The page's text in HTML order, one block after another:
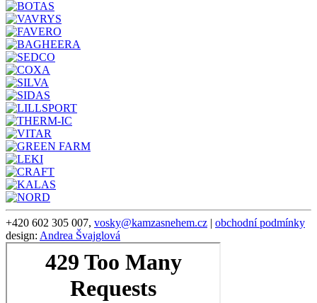
+420 602 305 007, vosky@kamzasnehem.cz | obchodní podmínky
design: Andrea Švajglová